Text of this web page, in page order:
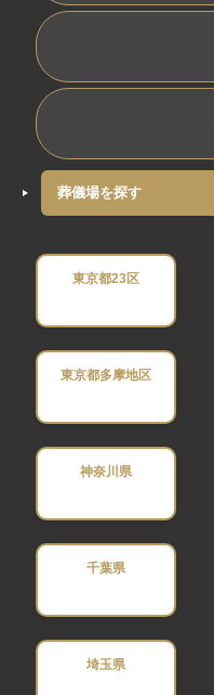
葬儀場を探す
東京都23区
東京都多摩地区
神奈川県
千葉県
埼玉県